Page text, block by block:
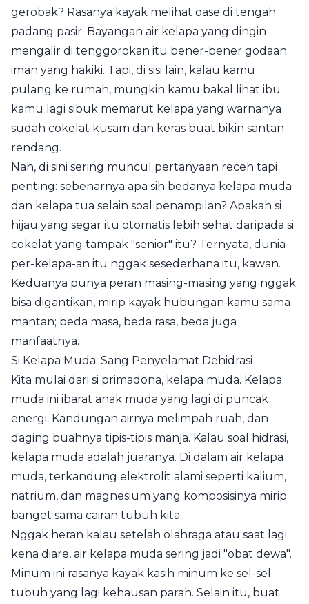
gerobak? Rasanya kayak melihat oase di tengah
padang pasir. Bayangan air kelapa yang dingin
mengalir di tenggorokan itu bener-bener godaan
iman yang hakiki. Tapi, di sisi lain, kalau kamu
pulang ke rumah, mungkin kamu bakal lihat ibu
kamu lagi sibuk memarut kelapa yang warnanya
sudah cokelat kusam dan keras buat bikin santan
rendang.
Nah, di sini sering muncul pertanyaan receh tapi
penting: sebenarnya apa sih bedanya kelapa muda
dan kelapa tua selain soal penampilan? Apakah si
hijau yang segar itu otomatis lebih sehat daripada si
cokelat yang tampak "senior" itu? Ternyata, dunia
per-kelapa-an itu nggak sesederhana itu, kawan.
Keduanya punya peran masing-masing yang nggak
bisa digantikan, mirip kayak hubungan kamu sama
mantan; beda masa, beda rasa, beda juga
manfaatnya.
Si Kelapa Muda: Sang Penyelamat Dehidrasi
Kita mulai dari si primadona, kelapa muda. Kelapa
muda ini ibarat anak muda yang lagi di puncak
energi. Kandungan airnya melimpah ruah, dan
daging buahnya tipis-tipis manja. Kalau soal hidrasi,
kelapa muda adalah juaranya. Di dalam air kelapa
muda, terkandung elektrolit alami seperti kalium,
natrium, dan magnesium yang komposisinya mirip
banget sama cairan tubuh kita.
Nggak heran kalau setelah olahraga atau saat lagi
kena diare, air kelapa muda sering jadi "obat dewa".
Minum ini rasanya kayak kasih minum ke sel-sel
tubuh yang lagi kehausan parah. Selain itu, buat